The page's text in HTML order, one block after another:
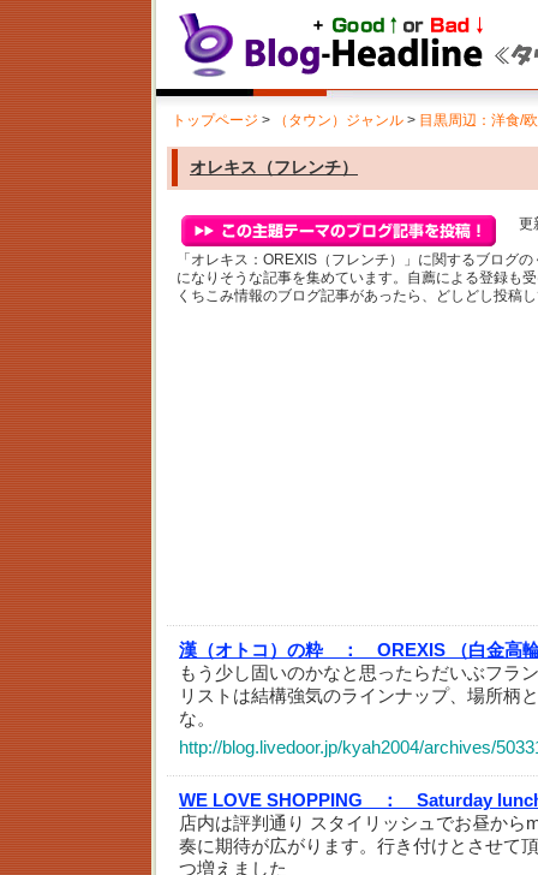
トップページ > （タウン）ジャンル > 目黒周辺：洋食/
オレキス（フレンチ）
更
「オレキス：OREXIS（フレンチ）」に関するブログ
になりそうな記事を集めています。自薦による登録も
くちこみ情報のブログ記事があったら、どしどし投稿
漢（オトコ）の粋 ：
OREXIS （白金高
もう少し固いのかなと思ったらだいぶフラ
リストは結構強気のラインナップ、場所柄
な。
http://blog.livedoor.jp/kyah2004/archives/
WE LOVE SHOPPING ：
Saturday
店内は評判通り スタイリッシュでお昼から
奏に期待が広がります。行き付けとさせて
つ増えました